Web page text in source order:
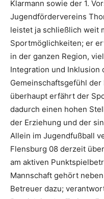
Klarmann sowie der 1.
Jugendfördervereins
leistet ja schließlich weit
Sportmöglichkeiten; er
in der ganzen Region,
Integration und
Gemeinschaftsgefühl
überhaupt erfährt der
dadurch einen hohen
der Erziehung und der
Allein im Jugendfußball
Flensburg 08 derzeit
am aktiven
Mannschaft gehört
Betreuer dazu;